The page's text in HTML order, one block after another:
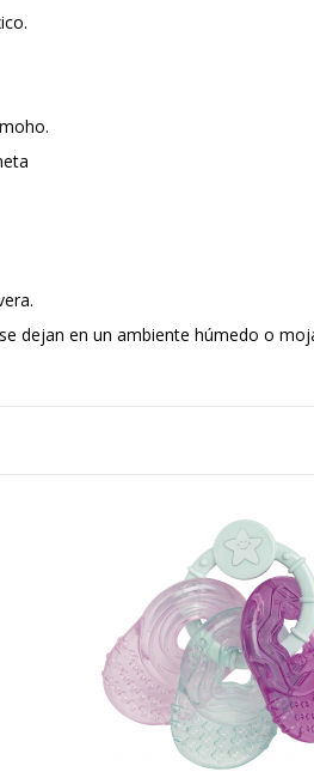
dejan en un ambiente húmedo o